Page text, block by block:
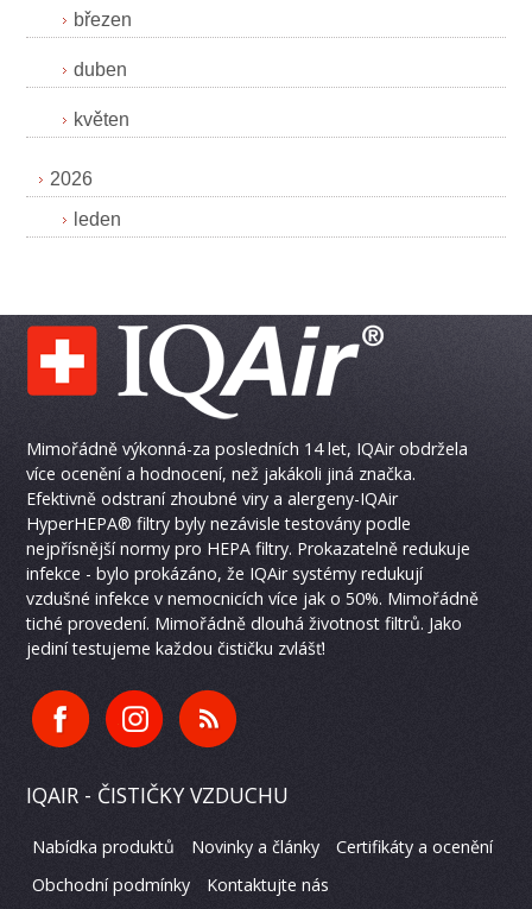
březen
duben
květen
2026
leden
Mimořádně výkonná-za posledních 14 let, IQAir obdržela
více ocenění a hodnocení, než jakákoli jiná značka.
Efektivně odstraní zhoubné viry a alergeny-IQAir
HyperHEPA® filtry byly nezávisle testovány podle
nejpřísnější normy pro HEPA filtry. Prokazatelně redukuje
infekce - bylo prokázáno, že IQAir systémy redukují
vzdušné infekce v nemocnicích více jak o 50%. Mimořádně
tiché provedení. Mimořádně dlouhá životnost filtrů. Jako
jediní testujeme každou čističku zvlášť!
IQAIR - ČISTIČKY VZDUCHU
Nabídka produktů Novinky a články
Certifikáty a ocenění
Obchodní podmínky
Kontaktujte nás